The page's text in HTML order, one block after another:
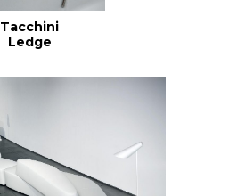
Tacchini
Ledge